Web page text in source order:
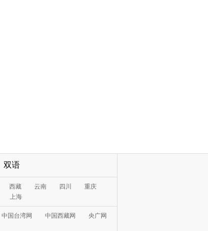
双语
西藏 云南 四川
重庆
上海
中国台湾网 中国西藏网
央广网